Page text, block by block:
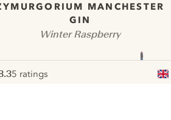
MANCHESTER
GIN
Winter Raspberry
5 ratings